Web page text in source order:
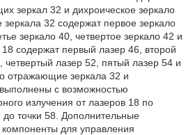
зеркал 32 и дихроическое зеркало
32 содержат первое зеркало
зеркало 40, четвертое зеркало 42 и
содержат первый лазер 46, второй
четвертый лазер 52, пятый лазер 54 и
отражающие зеркала 32 и
с возможностью
излучения от лазеров 18 по
точки 58. Дополнительные
для управления